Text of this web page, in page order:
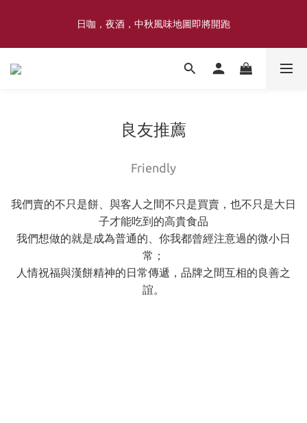
限定
日咖，夜酒，中秋風味地圖即將開跑
喜豐香1985 × 薑薑小姐花藝工作室｜登記日系列 手捧花｜5月–7月
良友推薦
Friendly
我們賣的不只是餅、與客人之間不只是買賣，也不只是大日
子才能吃到的高貴食品
我們想做的就是成為普通的、你我都曾經注意過的微小日
常；
人情祝福與漢餅精神的日常傳遞，品牌之間互相的良善之
誼。